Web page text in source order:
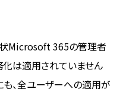
状Microsoft 365の管理者
は適用されていません
も、全ユーザーへの適用が